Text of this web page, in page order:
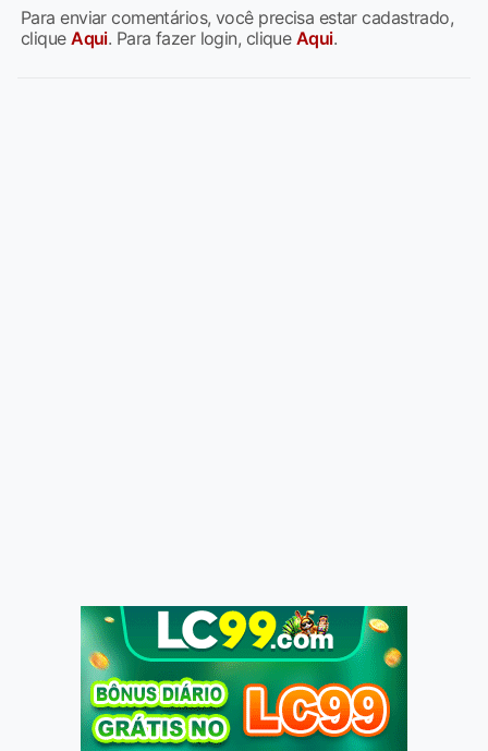
Para enviar comentários, você precisa estar cadastrado,
cliqueAqui. Para fazer login, clique Aqui.